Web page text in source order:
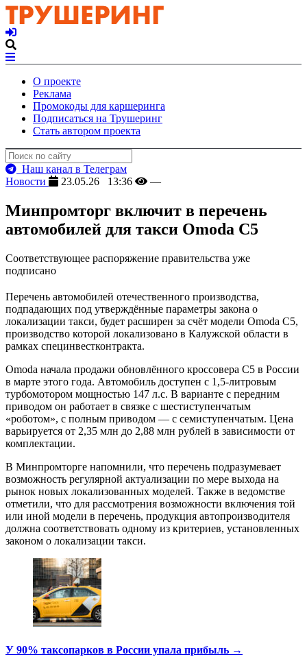
О проекте
Реклама
Промокоды для каршеринга
Подписаться на Трушеринг
Стать автором проекта
Наш канал в Телеграм
Новости
23.05.26 13:36 —
Минпромторг включит в перечень
автомобилей для такси Omoda C5
Соответствующее распоряжение правительства уже
подписано
Перечень автомобилей отечественного производства,
подпадающих под утверждённые параметры закона о
локализации такси, будет расширен за счёт модели Omoda C5,
производство которой локализовано в Калужской области в
рамках специнвестконтракта.
Omoda начала продажи обновлённого кроссовера C5 в России
в марте этого года. Автомобиль доступен с 1,5-литровым
турбомотором мощностью 147 л.с. В варианте с передним
приводом он работает в связке с шестиступенчатым
«роботом», с полным приводом — с семиступенчатым. Цена
варьируется от 2,35 млн до 2,88 млн рублей в зависимости от
комплектации.
В Минпромторге напомнили, что перечень подразумевает
возможность регулярной актуализации по мере выхода на
рынок новых локализованных моделей. Также в ведомстве
отметили, что для рассмотрения возможности включения той
или иной модели в перечень, продукция автопроизводителя
должна соответствовать одному из критериев, установленных
законом о локализации такси.
У 90% таксопарков в России упала прибыль →